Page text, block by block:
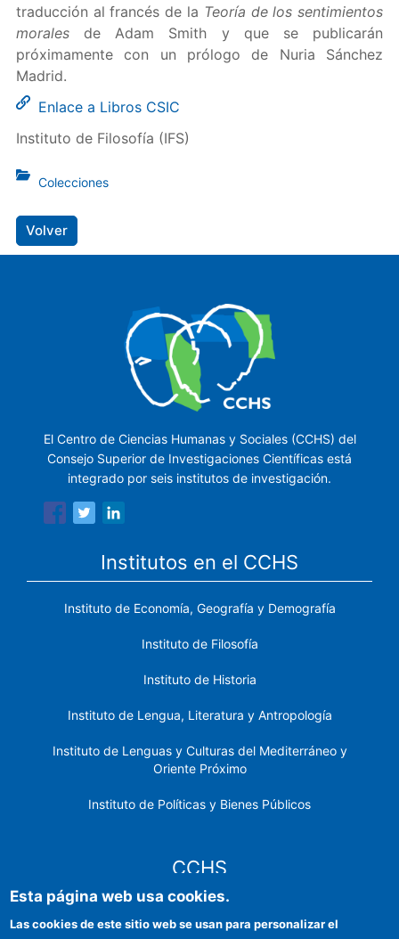
traducción al francés de la Teoría de los sentimientos
moralesde Adam Smith y que se publicarán
próximamente con un prólogo de Nuria Sánchez
Madrid.
Enlace a Libros CSIC
Instituto de Filosofía (IFS)
Colecciones
Volver
El Centro de Ciencias Humanas y Sociales (CCHS) del
Consejo Superior de Investigaciones Científicas está
integrado por seis institutos de investigación.
Institutos en el CCHS
Instituto de Economía, Geografía y Demografía
Instituto de Filosofía
Instituto de Historia
Instituto de Lengua, Literatura y Antropología
Instituto de Lenguas y Culturas del Mediterráneo y
Oriente Próximo
Instituto de Políticas y Bienes Públicos
CCHS
Esta página web usa cookies.
Las cookies de este sitio web se usan para personalizar el